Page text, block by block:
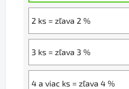
2 ks = zľava 2 %
3 ks = zľava 3 %
4 a viac ks = zľava 4 %